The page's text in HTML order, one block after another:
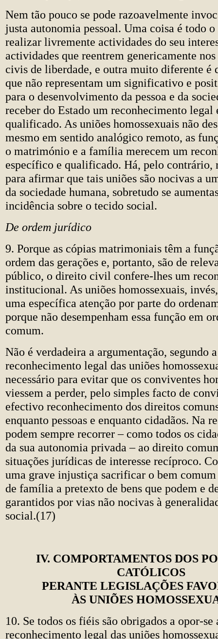
Nem tão pouco se pode razoavelmente
justa autonomia pessoal. Uma coisa é todo
realizar livremente actividades do seu
actividades que reentrem genericamente
civis de liberdade, e outra muito diferente é
que não representam um significativo e
para o desenvolvimento da pessoa e da
receber do Estado um reconhecimento legal
qualificado. As uniões homossexuais não
mesmo em sentido analógico remoto, as
o matrimónio e a família merecem um
específico e qualificado. Há, pelo contrário,
para afirmar que tais uniões são nocivas a
da sociedade humana, sobretudo se
incidência sobre o tecido social.
De ordem jurídico
9. Porque as cópias matrimoniais têm a
ordem das gerações e, portanto, são de
público, o direito civil confere-lhes um
institucional. As uniões homossexuais,
uma específica atenção por parte do
porque não desempenham essa função em
comum.
Não é verdadeira a argumentação, segundo
reconhecimento legal das uniões
necessário para evitar que os conviventes
viessem a perder, pelo simples facto de
efectivo reconhecimento dos direitos
enquanto pessoas e enquanto cidadãos. Na
podem sempre recorrer – como todos os
da sua autonomia privada – ao direito
situações jurídicas de interesse recíproco.
uma grave injustiça sacrificar o bem
de família a pretexto de bens que podem e
garantidos por vias não nocivas à
social.(17)
IV. COMPORTAMENTOS DOS
CATÓLICOS
PERANTE LEGISLAÇÕES
ÀS UNIÕES
10. Se todos os fiéis são obrigados a opor-se
reconhecimento legal das uniões